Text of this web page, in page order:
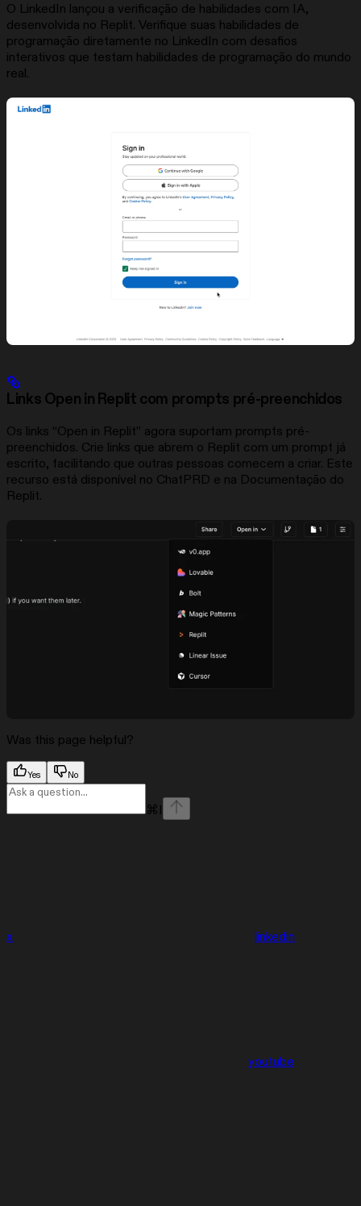
O LinkedIn lançou a verificação de habilidades com IA,
desenvolvida no Replit. Verifique suas habilidades de
programação diretamente no LinkedIn com desafios
interativos que testam habilidades de programação do mundo
real.
Links Open in Replit com prompts pré-preenchidos
Os links “Open in Replit” agora suportam prompts pré-
preenchidos. Crie links que abrem o Replit com um prompt já
escrito, facilitando que outras pessoas comecem a criar. Este
recurso está disponível no ChatPRD e na Documentação do
Replit.
Was this page helpful?
Yes No
⌘ I
x linkedin
youtube